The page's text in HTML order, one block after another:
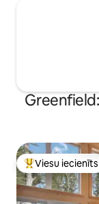
Populārs viesu
Viesu iecienīts